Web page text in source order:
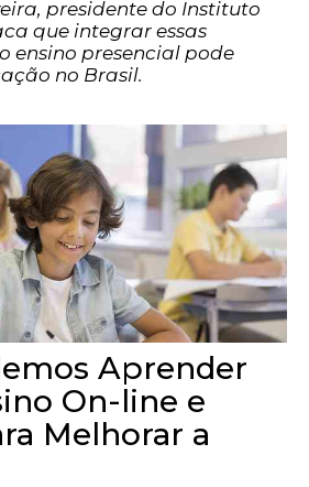
presidente do Instituto
que integrar essas
ensino presencial pode
no Brasil.
Aprender
On-line e
Melhorar a